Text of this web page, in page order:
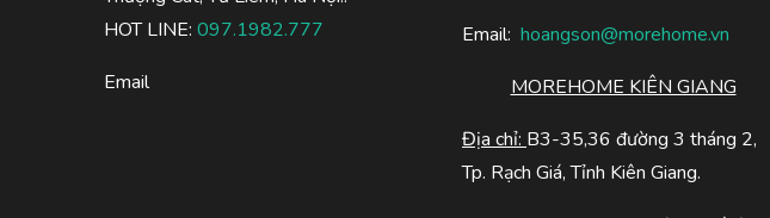
HOT LINE: 097.1982.777
Email
Email: hoangson@morehome.vn
MOREHOME KIÊN GIANG
Địa chỉ: B3-35,36 đường 3 tháng 2,
Tp. Rạch Giá, Tỉnh Kiên Giang.